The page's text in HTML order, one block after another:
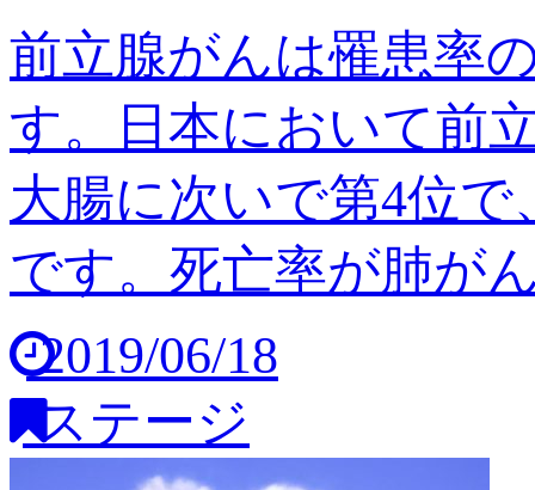
前立腺がんは罹患率
す。日本において前
大腸に次いで第4位で
です。死亡率が肺が
2019/06/18
ステージ